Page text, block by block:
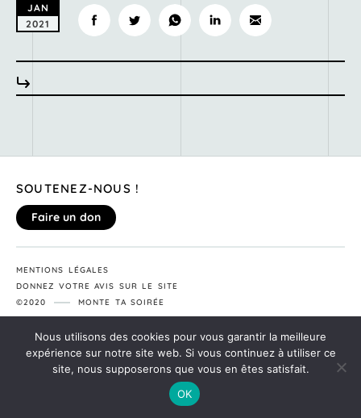
JAN
2021
SOUTENEZ-NOUS !
Faire un don
MENTIONS LÉGALES
DONNEZ VOTRE AVIS SUR LE SITE
©2020
MONTE TA SOIRÉE
Nous utilisons des cookies pour vous garantir la meilleure
expérience sur notre site web. Si vous continuez à utiliser ce
site, nous supposerons que vous en êtes satisfait.
OK